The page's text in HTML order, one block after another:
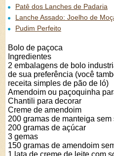
Patê dos Lanches de Padaria
Lanche Assado: Joelho de
Pudim Perfeito
Bolo de paçoca
Ingredientes
2 embalagens de bolo
de sua preferência (você
receita simples de pão de ló)
Amendoim ou paçoquinha
Chantili para decorar
Creme de amendoim
200 gramas de manteiga sem
200 gramas de açúcar
3 gemas
150 gramas de amendoim
1 lata de creme de leite com